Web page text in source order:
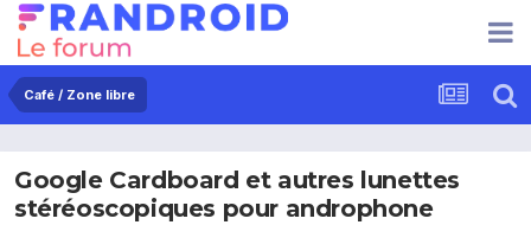
Café / Zone libre
Google Cardboard et autres lunettes
stéréoscopiques pour androphone